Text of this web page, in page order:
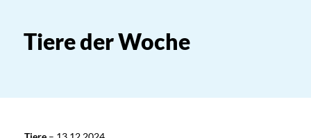
Tiere der Woche